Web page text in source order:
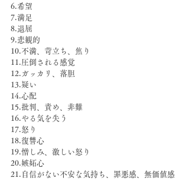
6.希望
7.満足
8.退屈
9.悲観的
10.不満、苛立ち、焦り
11.圧倒される感覚
12.ガッカリ、落胆
13.疑い
14.心配
15.批判、責め、非難
16.やる気を失う
17.怒り
18.復讐心
19.憎しみ、激しい怒り
20.嫉妬心
21.自信がない不安な気持ち、罪悪感、無価値感